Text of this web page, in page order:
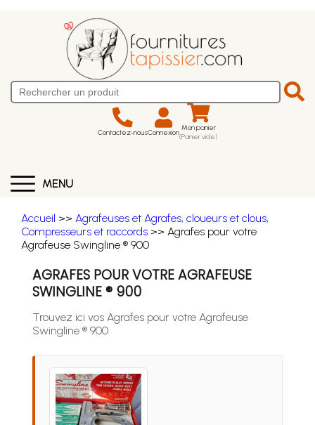
Contactez-nousConnexion Mon panier
(Panier vide)
MENU
Accueil >> Agrafeuses et Agrafes, cloueurs et clous,
Compresseurs et raccords >> Agrafes pour votre
Agrafeuse Swingline ® 900
AGRAFES POUR VOTRE AGRAFEUSE
SWINGLINE ® 900
Trouvez ici vos Agrafes pour votre Agrafeuse
Swingline ® 900